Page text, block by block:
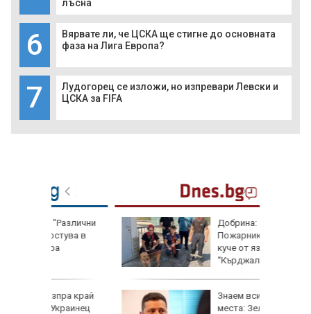
лъсна
6
Вярвате ли, че ЦСКА ще стигне до основната
фаза на Лига Европа?
7
Лудогорец се изложи, но изпревари Левски и
ЦСКА за FIFA
Добрина:
Пожарникари спасиха
куче от язовир
“Кърджали”
Знаем всички им слаби
места: Зеленски